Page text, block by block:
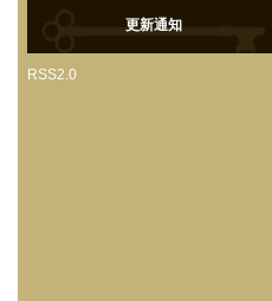
更新通知
RSS2.0